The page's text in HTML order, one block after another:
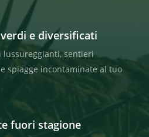
verdi e diversificati
lussureggianti, sentieri
spiagge incontaminate al tuo
fuori stagione